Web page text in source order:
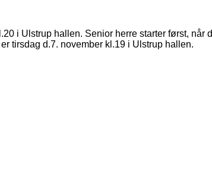
i Ulstrup hallen. Senior herre starter først, når
tirsdag d.7. november kl.19 i Ulstrup hallen.